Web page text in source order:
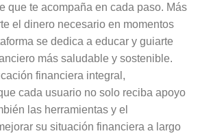
que te acompaña en cada paso. Más
el dinero necesario en momentos
se dedica a educar y guiarte
más saludable y sostenible.
financiera integral,
cada usuario no solo reciba apoyo
las herramientas y el
su situación financiera a largo